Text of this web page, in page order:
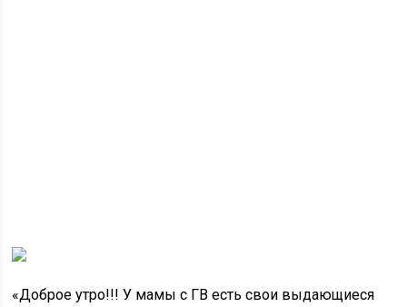
«Доброе утро!!! У мамы с ГВ есть свои выдающиеся